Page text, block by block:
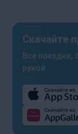
Скачайте
Все поездки,
рукой